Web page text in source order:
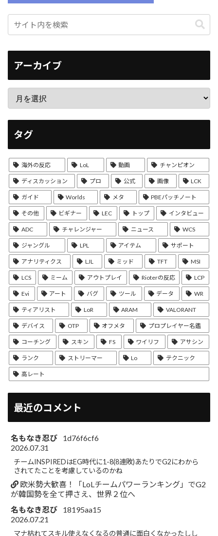
アーカイブ
タグ
海外の反応 LoL 動画 チャンピオン
ディスカッション プロ 公式 画像 LCK
ガイド Worlds メタ PBEパッチノート
その他 ビギナー LEC トップ インタビュー
ADC チャレンジャー ニュース WCS
ジャングル LPL アイテム サポート
アナリティクス LJL ミッド TFT MSI
LCS ミーム アウトプレイ Rioterの反応 LCP
Evi アート バグ ツール データ WR
ティアリスト LoR ARAM VALORANT
デバイス OTP オフメタ プロプレイヤー名鑑
コーチング スキン FS ワイリフ アサシン
ランク ストリーマー Lo テクニック
高レート
最近のコメント
名もなき忍び
1d76f6cf6
2026.07.31
チームINSPIREDはEG時代に1-8(8連敗)あたりでG2にわから
されてたことを考慮しているのかね
欧米勢大歓喜！「LoLチームパワーランキング」でG2
が韓国勢を全て押さえ、世界２位へ
名もなき忍び
18195aa15
2026.07.21
マナ枯れてスキル使えなくなるの普通に面白くなかったしし